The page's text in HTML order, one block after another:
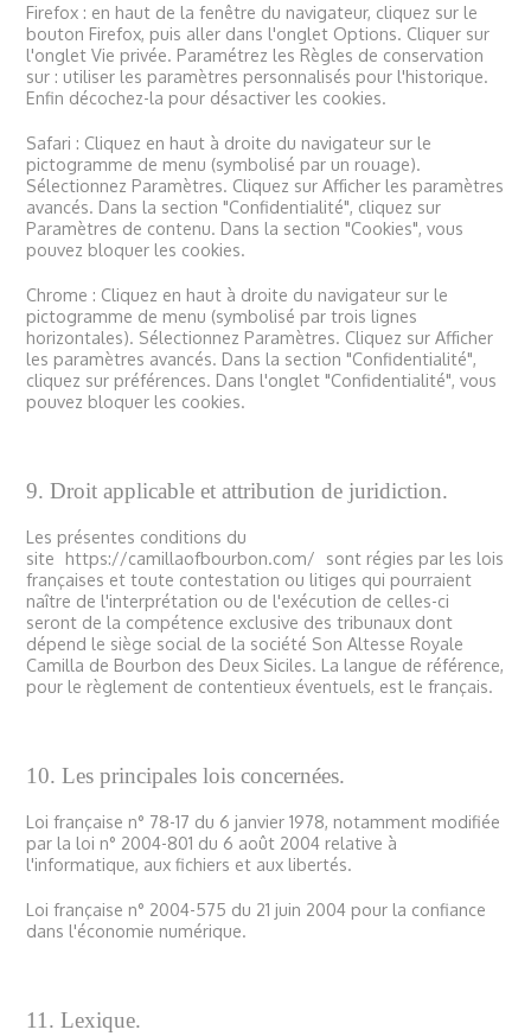
Firefox : en haut de la fenêtre du navigateur, cliquez sur le
bouton Firefox, puis aller dans l'onglet Options. Cliquer sur
l'onglet Vie privée. Paramétrez les Règles de conservation
sur : utiliser les paramètres personnalisés pour l'historique.
Enfin décochez-la pour désactiver les cookies.
Safari : Cliquez en haut à droite du navigateur sur le
pictogramme de menu (symbolisé par un rouage).
Sélectionnez Paramètres. Cliquez sur Afficher les paramètres
avancés. Dans la section "Confidentialité", cliquez sur
Paramètres de contenu. Dans la section "Cookies", vous
pouvez bloquer les cookies.
Chrome : Cliquez en haut à droite du navigateur sur le
pictogramme de menu (symbolisé par trois lignes
horizontales). Sélectionnez Paramètres. Cliquez sur Afficher
les paramètres avancés. Dans la section "Confidentialité",
cliquez sur préférences. Dans l'onglet "Confidentialité", vous
pouvez bloquer les cookies.
9. Droit applicable et attribution de juridiction.
Les présentes conditions du
site
https://camillaofbourbon.com/
sont régies par les lois
françaises et toute contestation ou litiges qui pourraient
naître de l'interprétation ou de l'exécution de celles-ci
seront de la compétence exclusive des tribunaux dont
dépend le siège social de la société Son Altesse Royale
Camilla de Bourbon des Deux Siciles. La langue de référence,
pour le règlement de contentieux éventuels, est le français.
10. Les principales lois concernées.
Loi française n° 78-17 du 6 janvier 1978, notamment modifiée
par la loi n° 2004-801 du 6 août 2004 relative à
l'informatique, aux fichiers et aux libertés.
Loi française n° 2004-575 du 21 juin 2004 pour la confiance
dans l'économie numérique.
11. Lexique.